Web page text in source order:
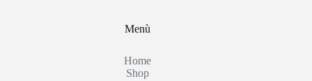
Menù
Home
Shop